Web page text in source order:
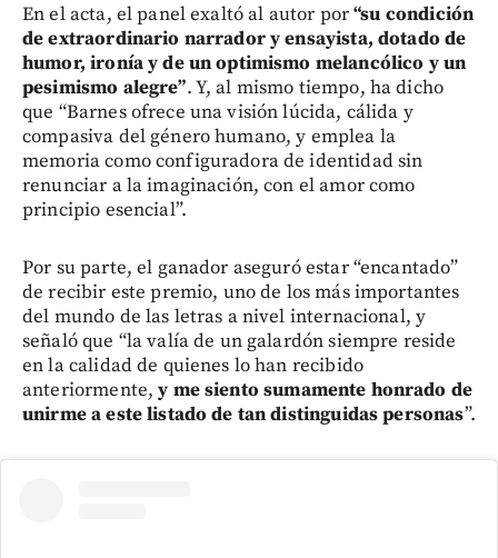
En el acta, el panel exaltó al autor por“su condición
de extraordinario narrador y ensayista, dotado de
humor, ironía y de un optimismo melancólico y un
pesimismo alegre”. Y, al mismo tiempo, ha dicho
que “Barnes ofrece una visión lúcida, cálida y
compasiva del género humano, y emplea la
memoria como configuradora de identidad sin
renunciar a la imaginación, con el amor como
principio esencial”.
Por su parte, el ganador aseguró estar “encantado”
de recibir este premio, uno de los más importantes
del mundo de las letras a nivel internacional, y
señaló que “la valía de un galardón siempre reside
en la calidad de quienes lo han recibido
anteriormente, y me siento sumamente honrado de
unirme a este listado de tan distinguidas personas”.